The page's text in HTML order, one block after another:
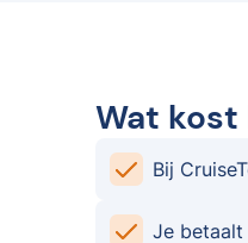
Wat kost
Bij
Je betaalt